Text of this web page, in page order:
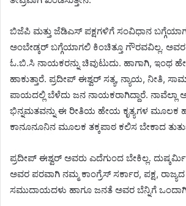
ಬಿಜೆಪಿ ಮತ್ತು ಜೆಡಿಎಸ್ ಪಕ್ಷಗಳಿಗೆ ಸಂವಿಧಾನ
ಅಂಬೇಡ್ಕರ್ ಬಗ್ಗೆಯಾಗಲಿ ಕಿಂಚಿತ್ತೂ ಗೌರವವಿಲ್ಲ.
ಓ.ಬಿ.ಸಿ ನಾಯಕರನ್ನು ಚಿವುಟುದು. ಹಾಗಾಗಿ, ಇಂಥ
ಹಾಕುತ್ತಾರೆ. ಪ್ರದೀಪ್ ಈಶ್ವರ್ ಸತ್ಯ, ನ್ಯಾಯ, ನೀತಿ,
ಪಾಯದಲ್ಲಿ ಬೆಳೆದು ಜನ ನಾಯಕರಾಗಿದ್ದಾರೆ. ನಾವೆಲ್ಲಾ
ಭಿನ್ನಮತವನ್ನು ಈ ರೀತಿಯ ಹೇಯ ಕೃತ್ಯಗಳ ಮೂಲಕ
ಕಾನೂನೂನಿನ ಮೂಲಕ ತಕ್ಕಪಾಠ ಕಲಿಸ ಬೇಕಾದ
ಪ್ರದೀಪ್ ಈಶ್ವರ್ ಅವರು ಎದೆಗುಂದ ಬೇಕಿಲ್ಲ.
ಅವರ ಪರವಾಗಿ ನಮ್ಮ ಕಾಂಗ್ರೆಸ್ ಸರ್ಕಾರ, ಪಕ್ಷ,
ಸಮುದಾಯದಳು ಹಾಗೂ ಜನತೆ ಅವರ ಬೆನ್ನಿಗೆ